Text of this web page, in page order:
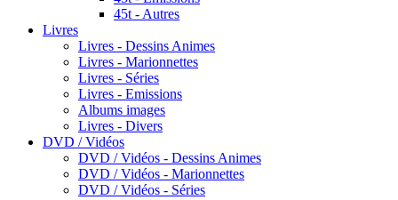
45t - Autres
Livres
Livres - Dessins Animes
Livres - Marionnettes
Livres - Séries
Livres - Emissions
Albums images
Livres - Divers
DVD / Vidéos
DVD / Vidéos - Dessins Animes
DVD / Vidéos - Marionnettes
DVD / Vidéos - Séries